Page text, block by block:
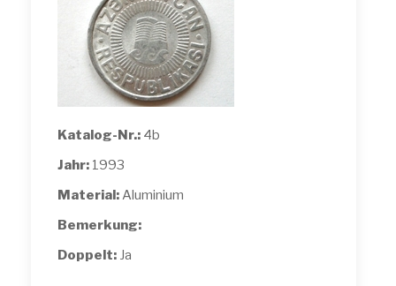
Katalog-Nr.: 4b
Jahr: 1993
Material:Aluminium
Bemerkung:
Doppelt: Ja